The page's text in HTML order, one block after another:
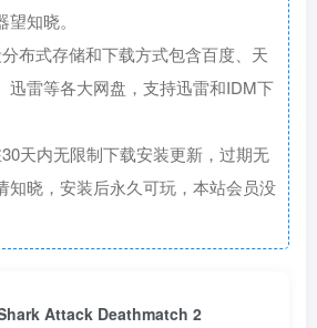
知晓。
布式存储和下载方式包含百度、天
迅雷等各大网盘，支持迅雷和IDM下
天内无限制下载安装更新，过期无
知晓，安装后永久可玩，本站会员没
Attack Deathmatch 2